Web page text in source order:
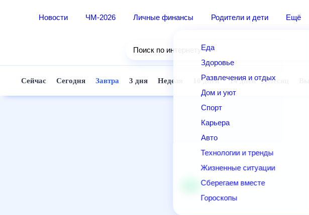
Новости ЧМ-2026 Личные финансы Родители и дети Ещё
Еда
Здоровье
Развлечения и отдых
Дом и уют
Спорт
Карьера
Авто
Технологии и тренды
Жизненные ситуации
Сберегаем вместе
Гороскопы
Поиск по интернету
Сейчас Сегодня Завтра 3 дня Неделя 10 дней 14 дней